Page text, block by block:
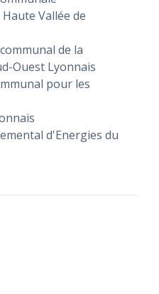
Vallée de
de la
Ouest Lyonnais
pour les
d'Energies du